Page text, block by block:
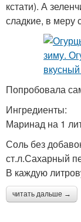
кстати). А
сладкие, в меру
Попробовала
Ингредиенты:
Маринад на 1
Соль без
ст.л.Сахарный
В каждую
читать дальше →